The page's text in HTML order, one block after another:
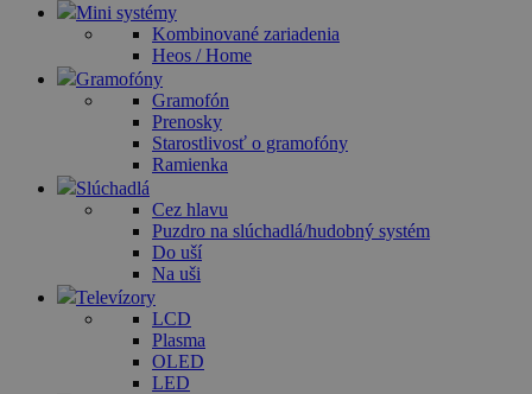
Mini systémy
Kombinované zariadenia
Heos / Home
Gramofóny
Gramofón
Prenosky
Starostlivosť o gramofóny
Ramienka
Slúchadlá
Cez hlavu
Puzdro na slúchadlá/hudobný systém
Do uší
Na uši
Televízory
LCD
Plasma
OLED
LED